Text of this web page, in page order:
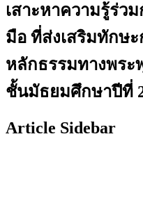
เสาะหาความรู้ร่ว
มือ ที่ส่งเสริมทักษะ
หลักธรรมทางพระ
ชั้นมัธยมศึกษาปีที่
Article Sidebar